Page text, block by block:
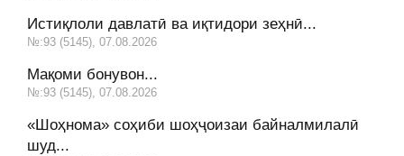
Истиқлоли давлатӣ ва иқтидори зеҳнӣ...
№:93 (5145), 07.08.2026
Мақоми бонувон...
№:93 (5145), 07.08.2026
«Шоҳнома» соҳиби шоҳҷоизаи байналмилалӣ
шуд...